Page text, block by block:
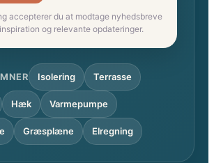
accepterer du at modtage nyhedsbreve
og relevante opdateringer.
Isolering Terrasse
Hæk Varmepumpe
Græsplæne Elregning